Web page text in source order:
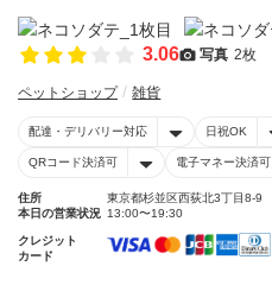
3.06 写真 2枚
ペットショップ 雑貨
配達・デリバリー対応 日祝OK
QRコード決済可 電子マネー決済可
住所
東京都杉並区西荻北3丁目8-9
本日の営業状況 13:00〜19:30
クレジット
カード